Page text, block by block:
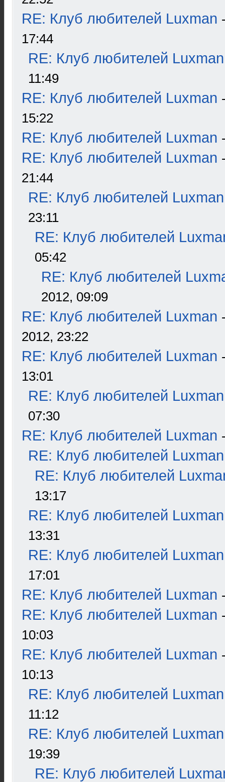
RE: Клуб любителей Luxman
17:44
RE: Клуб любителей Luxman
11:49
RE: Клуб любителей Luxman
15:22
RE: Клуб любителей Luxman
RE: Клуб любителей Luxman
21:44
RE: Клуб любителей Luxman
23:11
RE: Клуб любителей
05:42
RE: Клуб любителей
2012, 09:09
RE: Клуб любителей Luxman
2012, 23:22
RE: Клуб любителей Luxman
13:01
RE: Клуб любителей Luxman
07:30
RE: Клуб любителей Luxman
RE: Клуб любителей Luxman
RE: Клуб любителей
13:17
RE: Клуб любителей Luxman
13:31
RE: Клуб любителей Luxman
17:01
RE: Клуб любителей Luxman
RE: Клуб любителей Luxman
10:03
RE: Клуб любителей Luxman
10:13
RE: Клуб любителей Luxman
11:12
RE: Клуб любителей Luxman
19:39
RE: Клуб любителей